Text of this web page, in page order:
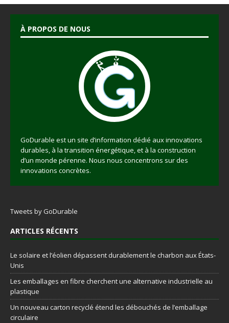
À PROPOS DE NOUS
GoDurable est un site d’information dédié aux innovations
durables, à la transition énergétique, et à la construction
d’un monde pérenne. Nous nous concentrons sur des
innovations concrètes.
Tweets by GoDurable
ARTICLES RÉCENTS
Le solaire et l’éolien dépassent durablement le charbon aux États-
Unis
Les emballages en fibre cherchent une alternative industrielle au
plastique
Un nouveau carton recyclé étend les débouchés de l’emballage
circulaire